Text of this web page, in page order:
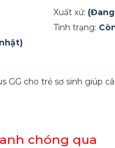
Xuất xứ:
Tình trạng:
GG cho trẻ sơ sinh giúp
chóng qua